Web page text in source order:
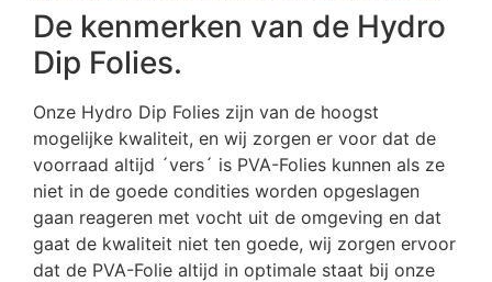
De kenmerken van de Hydro
Dip Folies.
Onze Hydro Dip Folies zijn van de hoogst
mogelijke kwaliteit, en wij zorgen er voor dat de
voorraad altijd ´vers´ is PVA-Folies kunnen als ze
niet in de goede condities worden opgeslagen
gaan reageren met vocht uit de omgeving en dat
gaat de kwaliteit niet ten goede, wij zorgen ervoor
dat de PVA-Folie altijd in optimale staat bij onze